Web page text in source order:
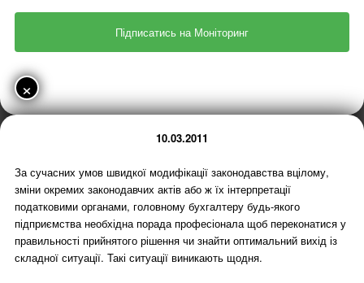
×
10.03.2011
За сучасних умов швидкої модифікації законодавства вцілому,
зміни окремих законодавчих актів або ж їх інтерпретації
податковими органами, головному бухгалтеру будь-якого
підприємства необхідна порада професіонала щоб переконатися у
правильності прийнятого рішення чи знайти оптимальний вихід із
складної ситуації. Такі ситуації виникають щодня.